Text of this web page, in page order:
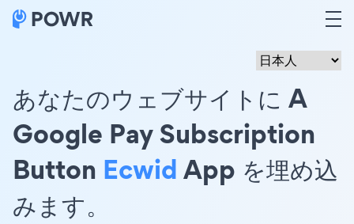
あなたのウェブサイトに A
Google Pay Subscription
Button EcwidApp を埋め込
みます。